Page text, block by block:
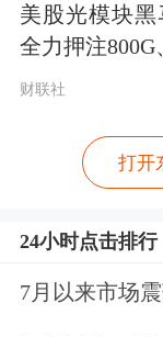
主要出发点
护投资者
《整治方
资者合法
美股光模块
全力押注800G
财联社
打开
24小时点击排行
7月以来市场